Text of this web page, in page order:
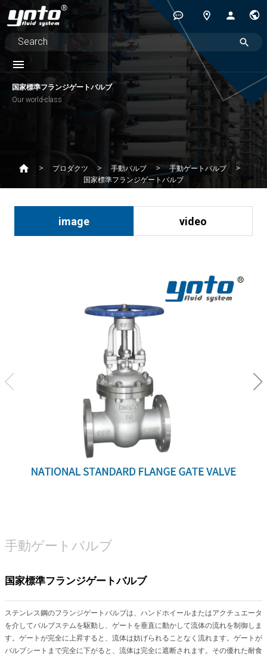
国家標準フランジゲートバルブ
Our world-class
プロダクツ 手動バルブ
手動ゲートバルブ
国家標準フランジゲートバルブ
image video
手動ゲートバルブ
国家標準フランジゲートバルブ
ステンレス鋼のフランジゲートバルブは、ハンドホイールまたはアクチュエータ
を介してバルブステムを駆動し、ゲートを垂直に動かして流体の流れを制御しま
す。ゲートが完全に上昇すると、流体は妨げられることなく流れます。ゲートが
バルブシートまで完全に下がると、流体は完全に遮断されます。その優れた耐食